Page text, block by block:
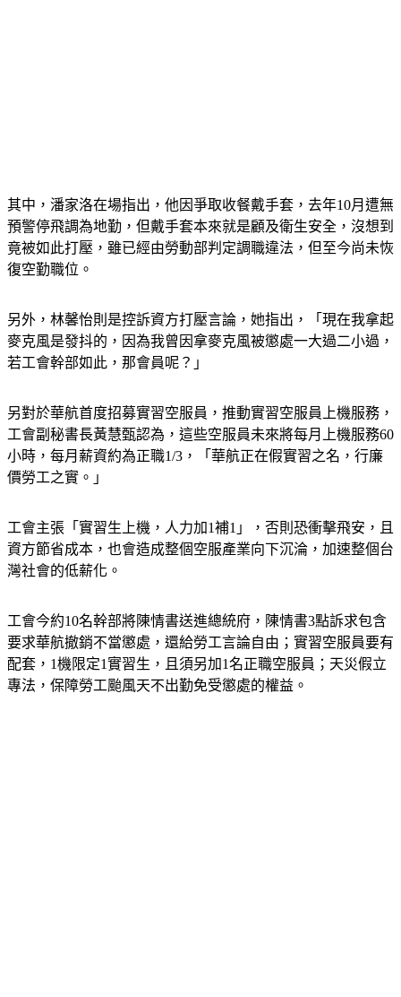
其中，潘家洛在場指出，他因爭取收餐戴手套，去年10月遭無
預警停飛調為地勤，但戴手套本來就是顧及衛生安全，沒想到
竟被如此打壓，雖已經由勞動部判定調職違法，但至今尚未恢
另外，林馨怡則是控訴資方打壓言論，她指出，「現在我拿起
麥克風是發抖的，因為我曾因拿麥克風被懲處一大過二小過，
另對於華航首度招募實習空服員，推動實習空服員上機服務，
工會副秘書長黃慧甄認為，這些空服員未來將每月上機服務60
小時，每月薪資約為正職1/3，「華航正在假實習之名，行廉
工會主張「實習生上機，人力加1補1」，否則恐衝擊飛安，且
資方節省成本，也會造成整個空服產業向下沉淪，加速整個台
工會今約10名幹部將陳情書送進總統府，陳情書3點訴求包含
要求華航撤銷不當懲處，還給勞工言論自由；實習空服員要有
配套，1機限定1實習生，且須另加1名正職空服員；天災假立